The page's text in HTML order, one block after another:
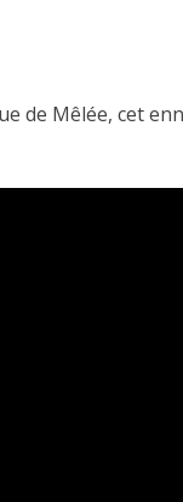
de Mêlée, cet